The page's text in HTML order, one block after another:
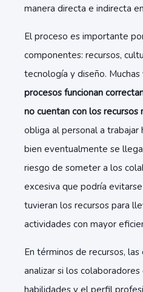
manera directa e indirecta
El proceso es importante
componentes: recursos,
tecnología y diseño. Muchas
procesos funcionan
no cuentan con los recursos
obliga al personal a trabajar
bien eventualmente se
riesgo de someter a los
excesiva que podría
tuvieran los recursos para
actividades con mayor
En términos de recursos,
analizar si los
habilidades y el perfil